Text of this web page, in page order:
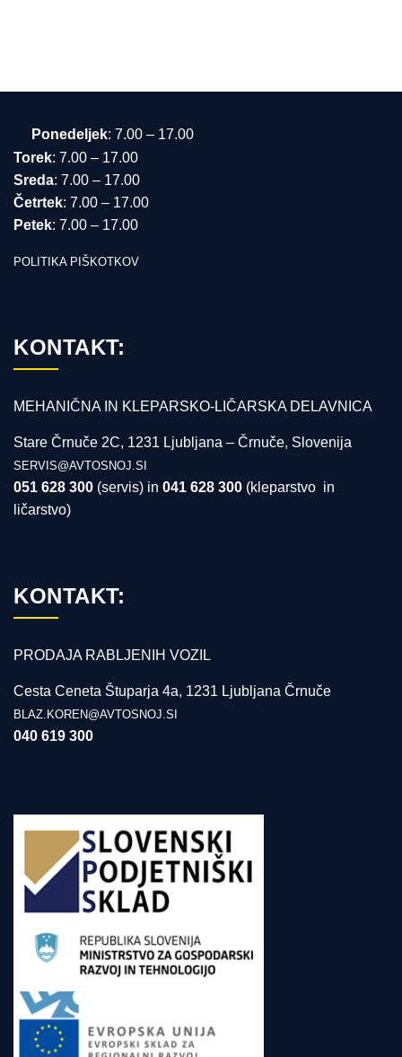
Ponedeljek: 7.00 – 17.00
Torek: 7.00 – 17.00
Sreda: 7.00 – 17.00
Četrtek: 7.00 – 17.00
Petek: 7.00 – 17.00
POLITIKA PIŠKOTKOV
KONTAKT:
MEHANIČNA IN KLEPARSKO-LIČARSKA DELAVNICA
Stare Črnuče 2C, 1231 Ljubljana – Črnuče, Slovenija
SERVIS@AVTOSNOJ.SI
051 628 300 (servis) in 041 628 300 (kleparstvo in
ličarstvo)
KONTAKT:
PRODAJA RABLJENIH VOZIL
Cesta Ceneta Štuparja 4a, 1231 Ljubljana Črnuče
BLAZ.KOREN@AVTOSNOJ.SI
040 619 300